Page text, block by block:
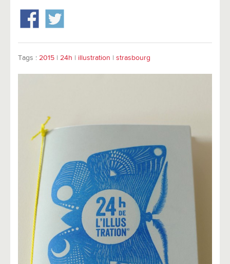
Tags : 2015 24h illustration strasbourg